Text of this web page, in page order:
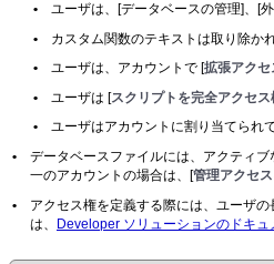
•
ユーザは、[データベースの管理]、[
•
カスタム関数のテキストは取り除か
•
ユーザは、アカウントで [拡張アク
•
ユーザは [スクリプトを完全アクセ
•
ユーザはアカウントに割り当てられ
•
データベースファイルには、アクティ
一のアカウントの場合は、[管理アクセ
•
アクセス権を定義する際には、ユーザ
は、 Developer ソリューションのドキュ